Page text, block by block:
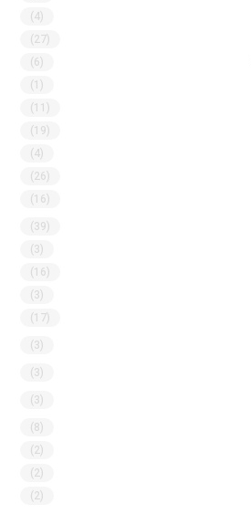
(4)
(27)
(6)
(1)
(11)
(19)
(4)
(26)
(16)
(39)
(3)
(16)
(3)
(17)
(3)
(3)
(3)
(8)
(2)
(2)
(2)